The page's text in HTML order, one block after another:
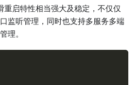
重启特性相当强大及稳定，不仅仅
监听管理，同时也支持多服务多端
理。